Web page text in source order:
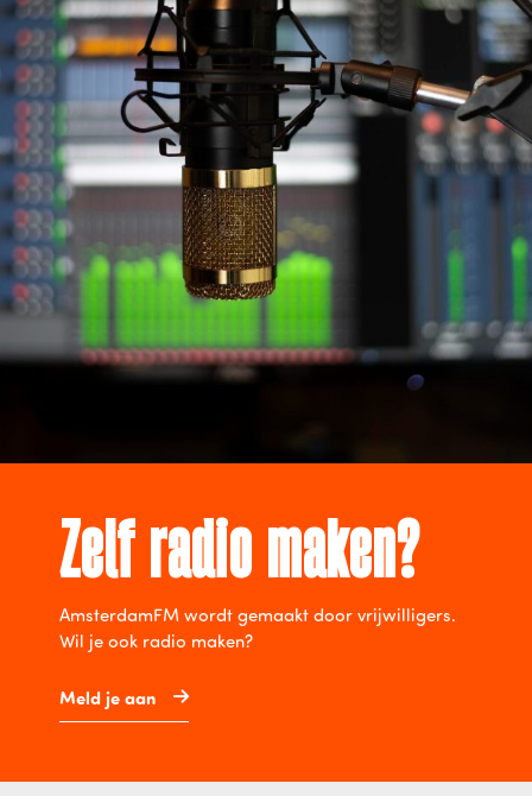
Zelf radio maken?
AmsterdamFM wordt gemaakt door vrijwilligers.
Wil je ook radio maken?
Meld je aan